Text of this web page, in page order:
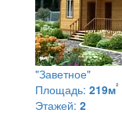
"Заветное"
Площадь: 219м²
Этажей: 2